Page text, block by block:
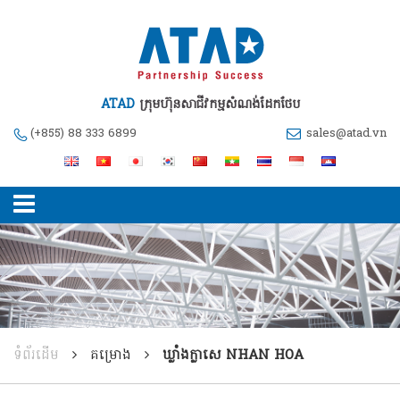
ATAD ក្រុមហ៊ុនសាជីវកម្មសំណង់ដែកថែប
(+855) 88 333 6899 sales@atad.vn
ទំព័រដើម គម្រោង ឃ្លាំងក្លាសេ NHAN HOA